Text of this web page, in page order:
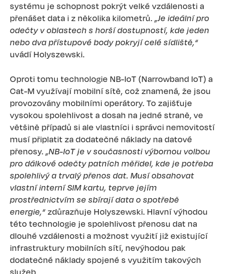
systému je schopnost pokrýt velké vzdálenosti a
přenášet data i z několika kilometrů. „Je ideální pro
odečty v oblastech s horší dostupností, kde jeden
nebo dva přístupové body pokryjí celé sídliště,“
uvádí Holyszewski.
Oproti tomu technologie NB-IoT (Narrowband IoT) a
Cat-M využívají mobilní sítě, což znamená, že jsou
provozovány mobilními operátory. To zajišťuje
vysokou spolehlivost a dosah na jedné straně, ve
většině případů si ale vlastníci i správci nemovitostí
musí připlatit za dodatečné náklady na datové
přenosy. „NB-IoT je v současnosti výbornou volbou
pro dálkové odečty patních měřidel, kde je potřeba
spolehlivý a trvalý přenos dat. Musí obsahovat
vlastní interní SIM kartu, teprve jejím
prostřednictvím se sbírají data o spotřebě
energie,“ zdůrazňuje Holyszewski. Hlavní výhodou
této technologie je spolehlivost přenosu dat na
dlouhé vzdálenosti a možnost využití již existující
infrastruktury mobilních sítí, nevýhodou pak
dodatečné náklady spojené s využitím takových